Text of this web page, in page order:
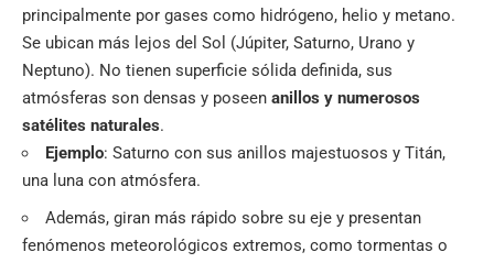
principalmente por gases como hidrógeno, helio y metano.
Se ubican más lejos del Sol (Júpiter, Saturno, Urano y
Neptuno). No tienen superficie sólida definida, sus
atmósferas son densas y poseen anillos y numerosos
satélites naturales.
Ejemplo: Saturno con sus anillos majestuosos y Titán,
una luna con atmósfera.
Además, giran más rápido sobre su eje y presentan
fenómenos meteorológicos extremos, como tormentas o